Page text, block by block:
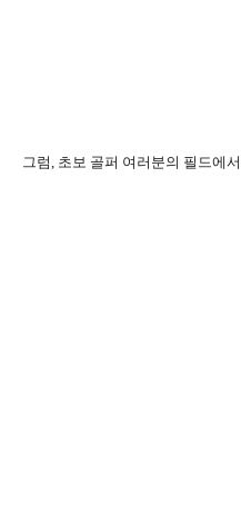
그럼, 초보 골퍼 여러분의 필드에